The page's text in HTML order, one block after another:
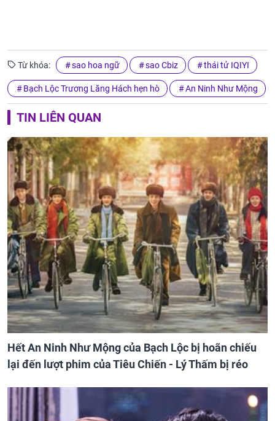
Từ khóa: sao hoa ngữ sao Cbiz thái tử IQIYI
Bạch Lộc Trương Lăng Hách hẹn hò An Ninh Như Mộng
TIN LIÊN QUAN
Hết An Ninh Như Mộng của Bạch Lộc bị hoãn chiếu
lại đến lượt phim của Tiêu Chiến - Lý Thấm bị réo